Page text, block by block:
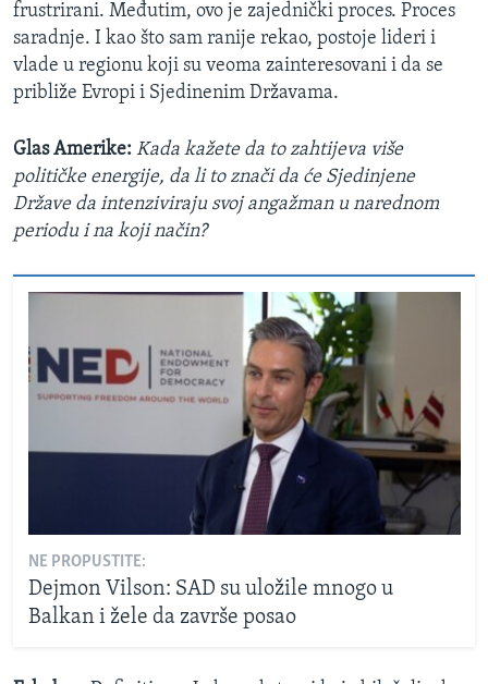
frustrirani. Međutim, ovo je zajednički proces. Proces
saradnje. I kao što sam ranije rekao, postoje lideri i
vlade u regionu koji su veoma zainteresovani i da se
približe Evropi i Sjedinenim Državama.
Glas Amerike: Kada kažete da to zahtijeva više
političke energije, da li to znači da će Sjedinjene
Države da intenziviraju svoj angažman u narednom
periodu i na koji način?
NE PROPUSTITE:
Dejmon Vilson: SAD su uložile mnogo u
Balkan i žele da završe posao